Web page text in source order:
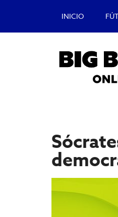
contenido
la
INICIO
Bola
Blog
casino
y
apuestas
deportivas.